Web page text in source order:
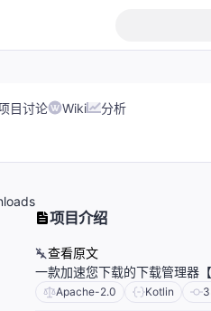
目讨论 Wiki 分析
项目介绍
查看原文
一款加速您下载的下载管理器
Apache-2.0 Kotlin